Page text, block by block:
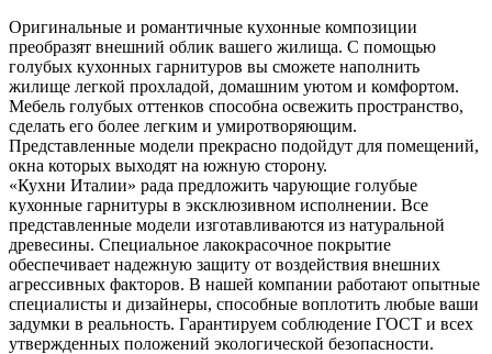
Оригинальные и романтичные кухонные композиции
преобразят внешний облик вашего жилища. С помощью
голубых кухонных гарнитуров вы сможете наполнить
жилище легкой прохладой, домашним уютом и комфортом.
Мебель голубых оттенков способна освежить пространство,
сделать его более легким и умиротворяющим.
Представленные модели прекрасно подойдут для помещений,
окна которых выходят на южную сторону.
«Кухни Италии» рада предложить чарующие голубые
кухонные гарнитуры в эксклюзивном исполнении. Все
представленные модели изготавливаются из натуральной
древесины. Специальное лакокрасочное покрытие
обеспечивает надежную защиту от воздействия внешних
агрессивных факторов. В нашей компании работают опытные
специалисты и дизайнеры, способные воплотить любые ваши
задумки в реальность. Гарантируем соблюдение ГОСТ и всех
утвержденных положений экологической безопасности.